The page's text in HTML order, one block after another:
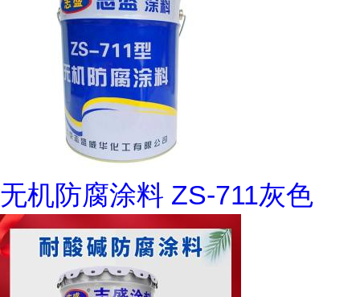
无机防腐涂料 ZS-711灰色